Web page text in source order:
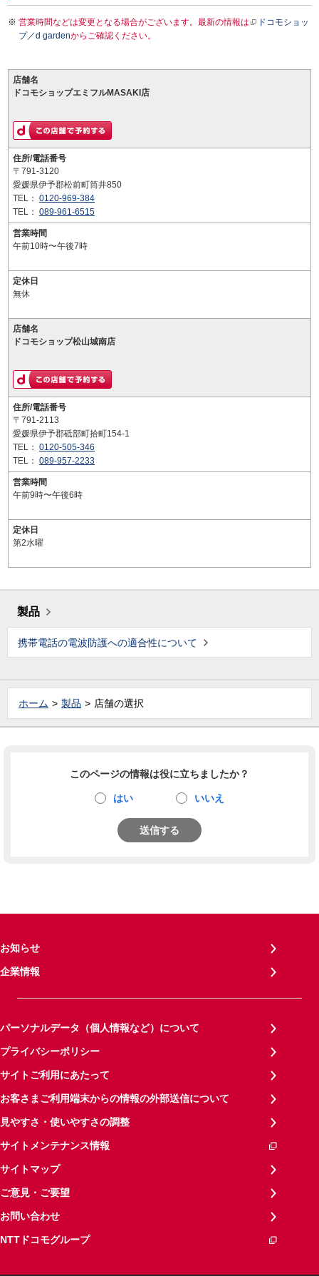
営業時間などは変更となる場合がございます。最新の情報は
ドコモショッ
プ／d gardenからご確認ください。
店舗名
ドコモショップエミフルMASAKI店
住所/電話番号
〒791-3120
愛媛県伊予郡松前町筒井850
TEL： 0120-969-384
TEL： 089-961-6515
営業時間
午前10時〜午後7時
定休日
無休
店舗名
ドコモショップ松山城南店
住所/電話番号
〒791-2113
愛媛県伊予郡砥部町拾町154-1
TEL： 0120-505-346
TEL： 089-957-2233
営業時間
午前9時〜午後6時
定休日
第2水曜
製品
携帯電話の電波防護への適合性について
ホーム 製品 店舗の選択
このページの情報は役に立ちましたか？
はい いいえ
送信する
お知らせ
企業情報
パーソナルデータ（個人情報など）について
プライバシーポリシー
サイトご利用にあたって
お客さまご利用端末からの情報の外部送信について
見やすさ・使いやすさの調整
サイトメンテナンス情報
サイトマップ
ご意見・ご要望
お問い合わせ
NTTドコモグループ